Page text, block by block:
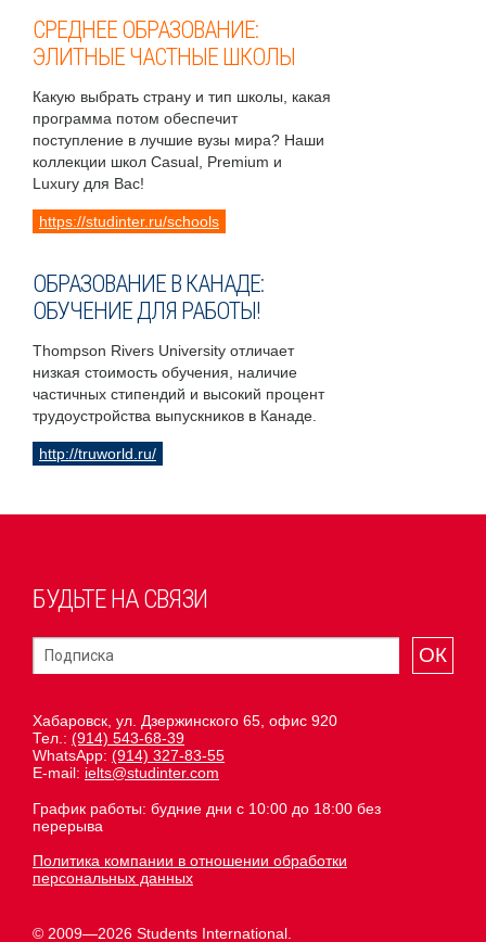
СРЕДНЕЕ ОБРАЗОВАНИЕ:
ЭЛИТНЫЕ ЧАСТНЫЕ ШКОЛЫ
Какую выбрать страну и тип школы, какая
программа потом обеспечит
поступление в лучшие вузы мира? Наши
коллекции школ Casual, Premium и
Luxury для Вас!
https://studinter.ru/schools
ОБРАЗОВАНИЕ В КАНАДЕ:
ОБУЧЕНИЕ ДЛЯ РАБОТЫ!
Thompson Rivers University отличает
низкая стоимость обучения, наличие
частичных стипендий и высокий процент
трудоустройства выпускников в Канаде.
http://truworld.ru/
БУДЬТЕ НА СВЯЗИ
ОК
Хабаровск, ул. Дзержинского 65, офис 920
Тел.: (914) 543-68-39
WhatsApp: (914) 327-83-55
E-mail: ielts@studinter.com
График работы: будние дни с 10:00 до 18:00 без
перерыва
Политика компании в отношении обработки
персональных данных
© 2009—2026 Students International.